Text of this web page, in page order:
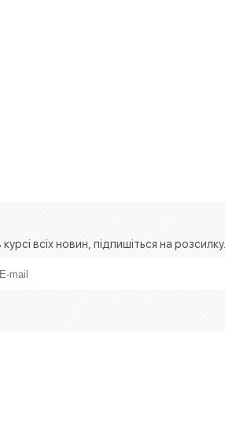
всіх новин, підпишіться на розсилку.